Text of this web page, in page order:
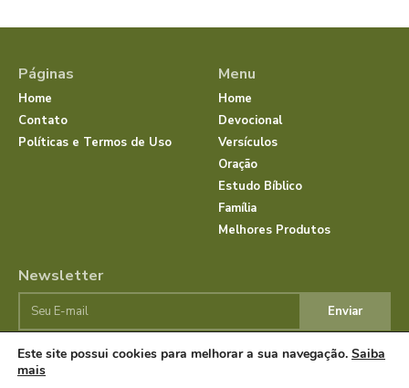
Páginas
Home
Contato
Políticas e Termos de Uso
Menu
Home
Devocional
Versículos
Oração
Estudo Bíblico
Família
Melhores Produtos
Newsletter
Enviar
© Dias com Jesus 2025 | Todos os direitos reservados.
Este site possui cookies para melhorar a sua navegação. Saiba
mais